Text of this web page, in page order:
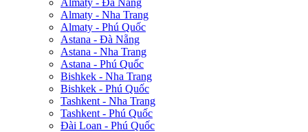
Almaty - Đà Nẵng
Almaty - Nha Trang
Almaty - Phú Quốc
Astana - Đà Nẵng
Astana - Nha Trang
Astana - Phú Quốc
Bishkek - Nha Trang
Bishkek - Phú Quốc
Tashkent - Nha Trang
Tashkent - Phú Quốc
Đài Loan - Phú Quốc